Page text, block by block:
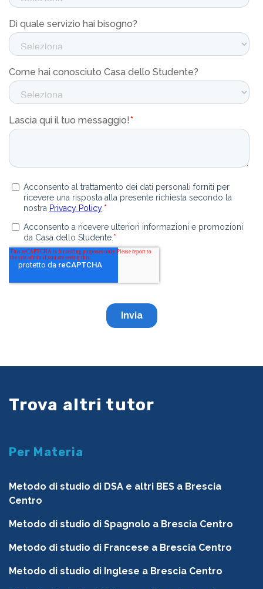
Trova altri tutor
Per Materia
Metodo di studio di DSA e altri BES a Brescia
Centro
Metodo di studio di Spagnolo a Brescia Centro
Metodo di studio di Francese a Brescia Centro
Metodo di studio di Inglese a Brescia Centro